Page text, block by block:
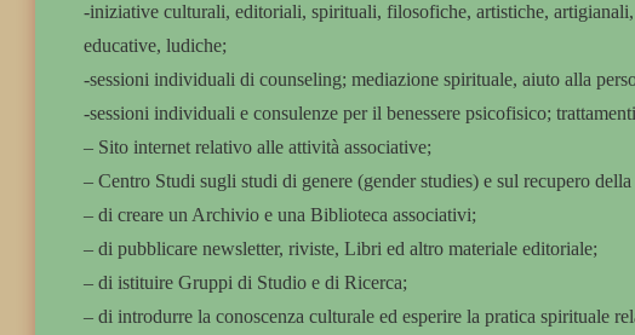
-iniziative culturali, editoriali, spirituali, filosofiche, artistiche,
educative, ludiche;
-sessioni individuali di counseling; mediazione spirituale, aiuto alla
-sessioni individuali e consulenze per il benessere psicofisico;
– Sito internet relativo alle attività associative;
– Centro Studi sugli studi di genere (gender studies) e sul recupero
– di creare un Archivio e una Biblioteca associativi;
– di pubblicare newsletter, riviste, Libri ed altro materiale editoriale;
– di istituire Gruppi di Studio e di Ricerca;
– di introdurre la conoscenza culturale ed esperire la pratica spirituale